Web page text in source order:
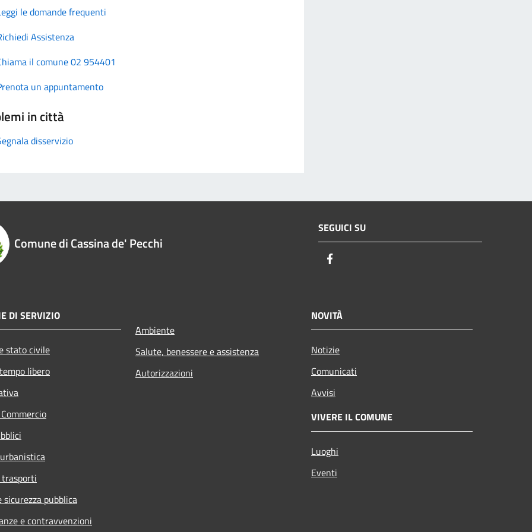
le domande frequenti
Assistenza
il comune 02 954401
un appuntamento
in città
disservizio
Comune di Cassina de' Pecchi
SEGUICI SU
DI SERVIZIO
stato civile
libero
sicurezza pubblica
e contravvenzioni
Ambiente
Salute, benessere e assistenza
Autorizzazioni
NOVITÀ
Notizie
Comunicati
Avvisi
VIVERE IL COMUNE
Luoghi
Eventi